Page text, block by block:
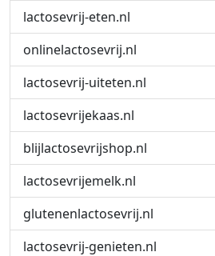
lactosevrij-eten.nl
onlinelactosevrij.nl
lactosevrij-uiteten.nl
lactosevrijekaas.nl
blijlactosevrijshop.nl
lactosevrijemelk.nl
glutenenlactosevrij.nl
lactosevrij-genieten.nl